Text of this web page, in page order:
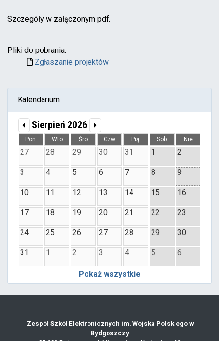
Szczegóły w załączonym pdf.
Pliki do pobrania:
Zgłaszanie projektów
Kalendarium
Sierpień 2026
Pon Wto Śro Czw Pią Sob Nie
27 28 29 30 31 1 2
3 4 5 6 7 8 9
10 11 12 13 14 15 16
17 18 19 20 21 22 23
24 25 26 27 28 29 30
31 1 2 3 4 5 6
Pokaż wszystkie
Zespół Szkół Elektronicznych im. Wojska Polskiego w
Bydgoszczy